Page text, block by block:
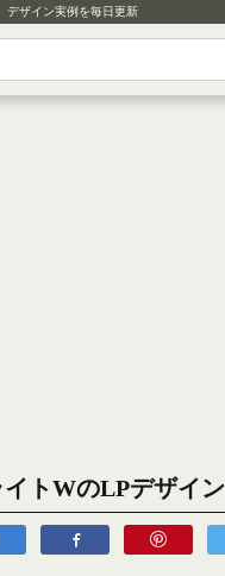
デザイン実例を毎日更新
イトWのLPデザイン